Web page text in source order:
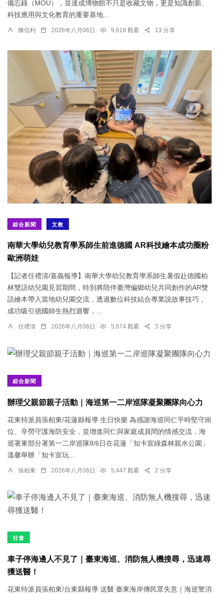
備忘錄（MOU），並達成博物館不只是收藏文物，更是知識創新、
科技應用與文化教育的重要基地...
陳信利 2026年八月06日 9,618 觀看 13 分享
綜合新聞 文教
南華大學幼兒教育學系師生前進德國 AR科技繪本成功圈粉
歐洲萌娃
【記者任禮清/嘉義報導】南華大學幼兒教育學系師生暑假赴德國柏
林雙語幼兒園見習期間，特別將陪伴臺灣偏鄉幼兒共同創作的AR雙
語繪本帶入當地幼兒園交流，透過數位科技結合專業說故事技巧，
成功吸引德國師生熱烈迴響，...
任禮清 2026年八月06日 5,674 觀看 3 分享
綜合新聞
辦理父親節親子活動｜海巡第一二岸巡隊凝聚團隊向心力
花東特派員張柏東/花蓮縣報導 生日快樂 為感謝海巡同仁平時堅守崗
位、辛勞守護海防安全，並增進同仁與家庭成員間的情感交流，海
巡署東部分署第一二岸巡隊8/6日在花蓮「知卡宣綠森林親水公園」
溫馨舉辦「知卡宣玩...
張柏東 2026年八月06日 5,447 觀看 2 分享
社會
車子停海邊人不見了｜臺東海巡、消防無人機搜尋，迅速尋
獲送醫！
花東特派員張柏東/台東縣報導 送醫 臺東海岸傳民眾失意｜海巡警消